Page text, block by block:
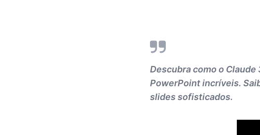
Descubra como o Claude
PowerPoint incríveis.
slides sofisticados.